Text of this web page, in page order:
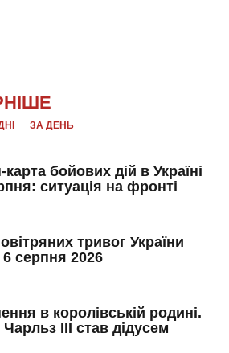
ЗА ДЕНЬ
бойових дій в Україні
ситуація на фронті
тривог України
серпня 2026
в королівській родині.
III став дідусем